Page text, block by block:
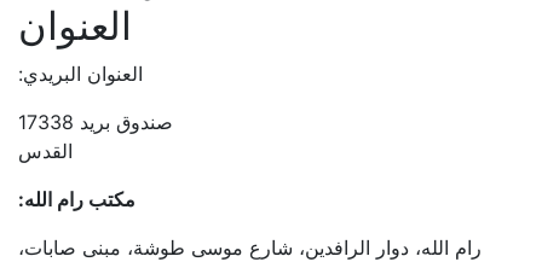
العنوان
العنوان البريدي:
صندوق بريد 17338
القدس
مكتب رام الله:
رام الله، دوار الرافدين، شارع موسى طوشة، مبنى صابات،